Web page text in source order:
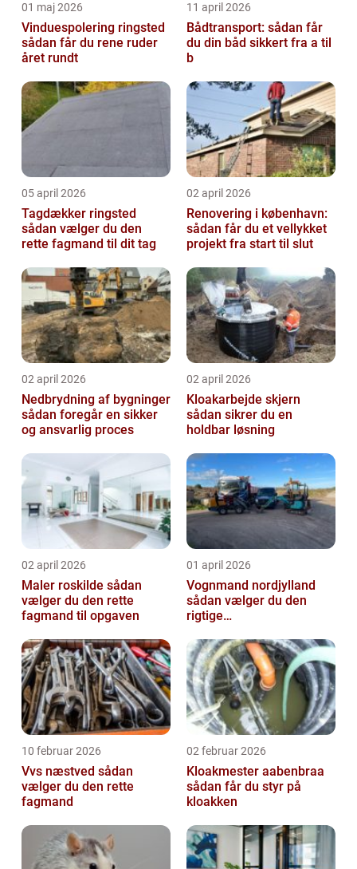
01 maj 2026
Vinduespolering ringsted
sådan får du rene ruder
året rundt
11 april 2026
Bådtransport: sådan får
du din båd sikkert fra a til
b
05 april 2026
Tagdækker ringsted
sådan vælger du den
rette fagmand til dit tag
02 april 2026
Renovering i københavn:
sådan får du et vellykket
projekt fra start til slut
02 april 2026
Nedbrydning af bygninger
sådan foregår en sikker
og ansvarlig proces
02 april 2026
Kloakarbejde skjern
sådan sikrer du en
holdbar løsning
02 april 2026
Maler roskilde sådan
vælger du den rette
fagmand til opgaven
01 april 2026
Vognmand nordjylland
sådan vælger du den
rigtige
10 februar 2026
Vvs næstved sådan
vælger du den rette
fagmand
02 februar 2026
Kloakmester aabenbraa
sådan får du styr på
kloakken